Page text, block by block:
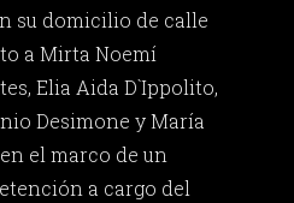
su domicilio de calle
a Mirta Noemí
Elia Aida D`Ippolito,
Desimone y María
el marco de un
a cargo del